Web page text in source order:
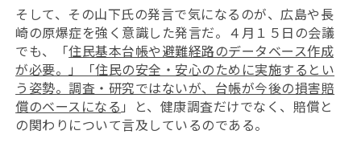
そして、その山下氏の発言で気になるのが、広島や長
崎の原爆症を強く意識した発言だ。４月１５日の会議
でも、「住民基本台帳や避難経路のデータベース作成
が必要。」「住民の安全・安心のために実施するとい
う姿勢。調査・研究ではないが、台帳が今後の損害賠
償のベースになる 」と、健康調査だけでなく、賠償と
の関わりについて言及しているのである。